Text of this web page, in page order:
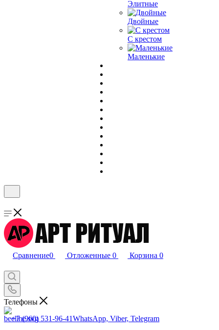
Элитные
Двойные
С крестом
Маленькие
Сравнение0 Отложенные 0 Корзина 0
Телефоны
+7 (960) 531-96-41WhatsApp, Viber, Telegram